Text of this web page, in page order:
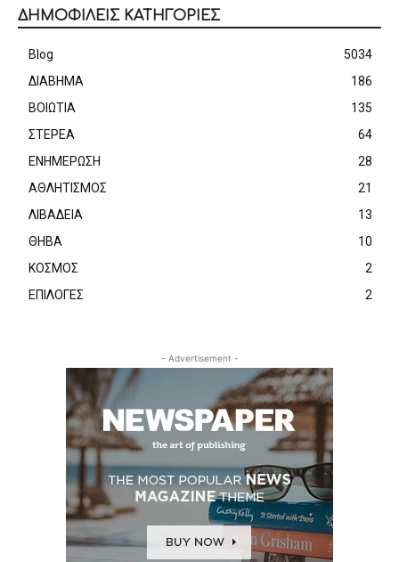
ΔΗΜΟΦΙΛΕΙΣ ΚΑΤΗΓΟΡΙΕΣ
Blog
5034
ΔΙΑΒΗΜΑ
186
ΒΟΙΩΤΙΑ
135
ΣΤΕΡΕΑ
64
ΕΝΗΜΕΡΩΣΗ
28
ΑΘΛΗΤΙΣΜΟΣ
21
ΛΙΒΑΔΕΙΑ
13
ΘΗΒΑ
10
ΚΟΣΜΟΣ
2
ΕΠΙΛΟΓΕΣ
2
- Advertisement -